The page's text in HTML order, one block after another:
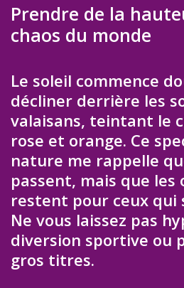
Prendre de la
chaos du monde
Le soleil commence
décliner derrière les
valaisans, teintant le
rose et orange. Ce
nature me rappelle
passent, mais que
restent pour ceux qui
Ne vous laissez pas
diversion sportive ou
gros titres.